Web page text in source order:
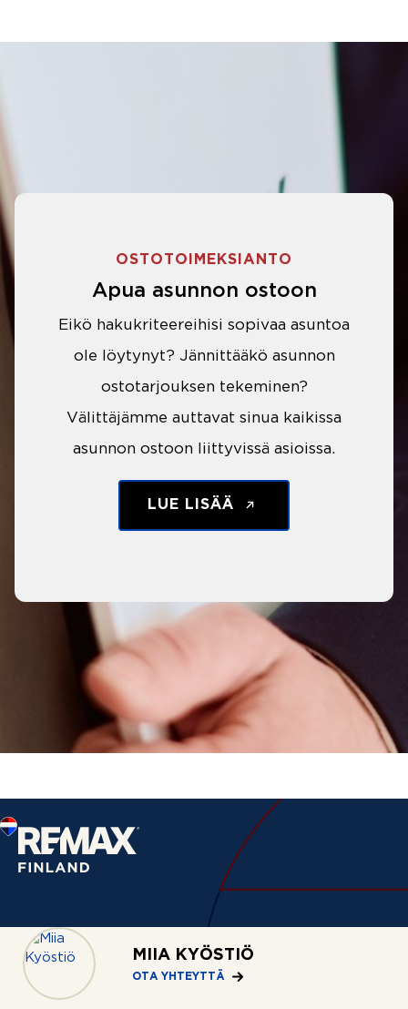
MIIA KYÖSTIÖ
OTA YHTEYTTÄ
OSTOTOIMEKSIANTO
Apua asunnon ostoon
Eikö hakukriteereihisi sopivaa asuntoa
ole löytynyt? Jännittääkö asunnon
ostotarjouksen tekeminen?
Välittäjämme auttavat sinua kaikissa
asunnon ostoon liittyvissä asioissa.
LUE LISÄÄ
Palvelut
Asuntohaku
Myymässä